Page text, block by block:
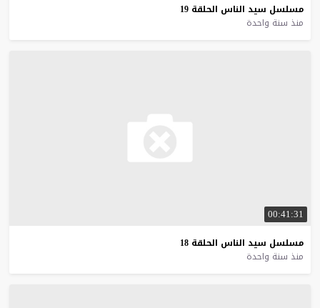
مسلسل سيد الناس الحلقة 19
منذ سنة واحدة
00:41:31
مسلسل سيد الناس الحلقة 18
منذ سنة واحدة